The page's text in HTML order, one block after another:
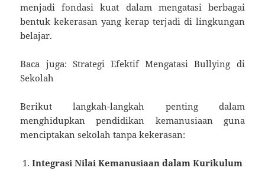
menjadi fondasi kuat dalam mengatasi berbagai
bentuk kekerasan yang kerap terjadi di lingkungan
belajar.
Baca juga: Strategi Efektif Mengatasi Bullying di
Sekolah
Berikut langkah-langkah penting dalam
menghidupkan pendidikan kemanusiaan guna
menciptakan sekolah tanpa kekerasan:
Integrasi Nilai Kemanusiaan dalam Kurikulum